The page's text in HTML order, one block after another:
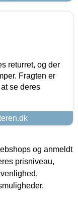
returret, og der
Fragten er
se deres
og anmeldt
prisniveau,